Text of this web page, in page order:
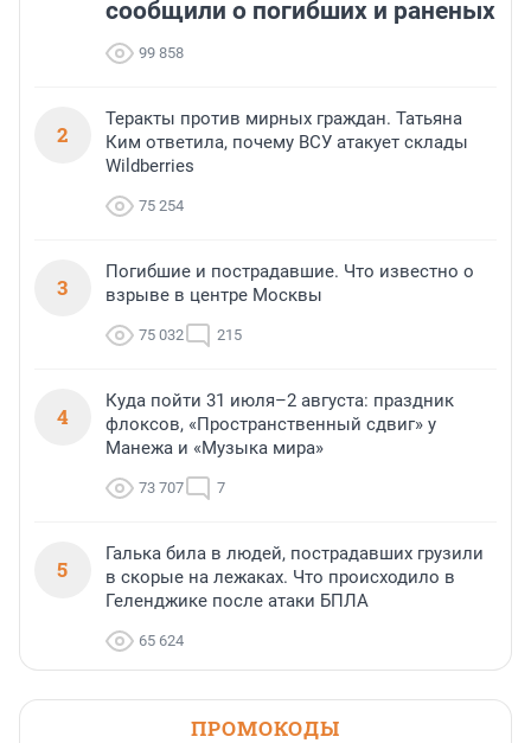
сообщили о погибших и раненых
99 858
2
Теракты против мирных граждан. Татьяна
Ким ответила, почему ВСУ атакует склады
Wildberries
75 254
3
Погибшие и пострадавшие. Что известно о
взрыве в центре Москвы
75 032 215
4
Куда пойти 31 июля–2 августа: праздник
флоксов, «Пространственный сдвиг» у
Манежа и «Музыка мира»
73 707 7
5
Галька била в людей, пострадавших грузили
в скорые на лежаках. Что происходило в
Геленджике после атаки БПЛА
65 624
ПРОМОКОДЫ